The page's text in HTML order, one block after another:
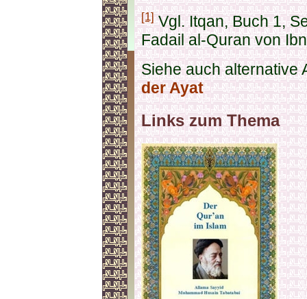
[1]Vgl. Itqan, Buch 1,
Fadail al-Quran von
Siehe auch alternative
der Ayat
Links zum Thema